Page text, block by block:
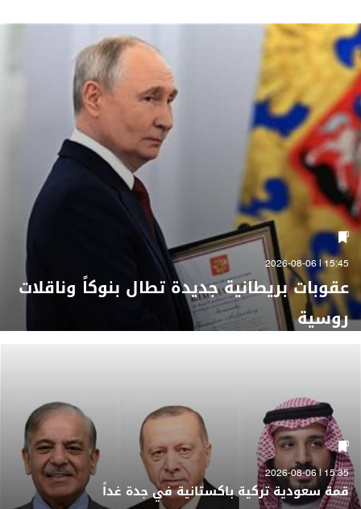
15:45 | 2026-08-06
عقوبات بريطانية جديدة تطال بنوكاً وناقلات
روسية
15:35 | 2026-08-06
قمة سعودية تركية باكستانية في جدة غداً